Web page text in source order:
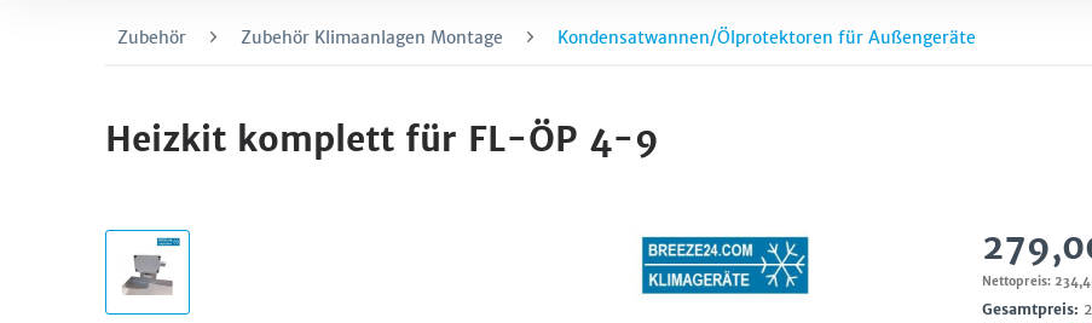
Zubehör Zubehör Klimaanlagen Montage Kondensatwannen/Ölprotektoren für Außengeräte
Heizkit komplett für FL-ÖP 4-9
Nettopreis:
Gesamtpreis: